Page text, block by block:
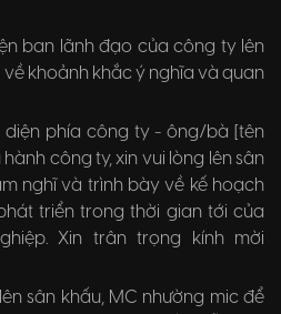
ban lãnh đạo của công ty lên
khoảnh khắc ý nghĩa và quan
diện phía công ty - ông/bà [tên
công ty, xin vui lòng lên sân
nghĩ và trình bày về kế hoạch
triển trong thời gian tới của
Xin trân trọng kính mời
sân khấu, MC nhường mic để